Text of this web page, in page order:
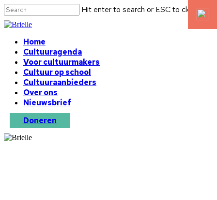
Hit enter to search or ESC to close
Home
Cultuuragenda
Voor cultuurmakers
Cultuur op school
Cultuuraanbieders
Over ons
Nieuwsbrief
Doneren